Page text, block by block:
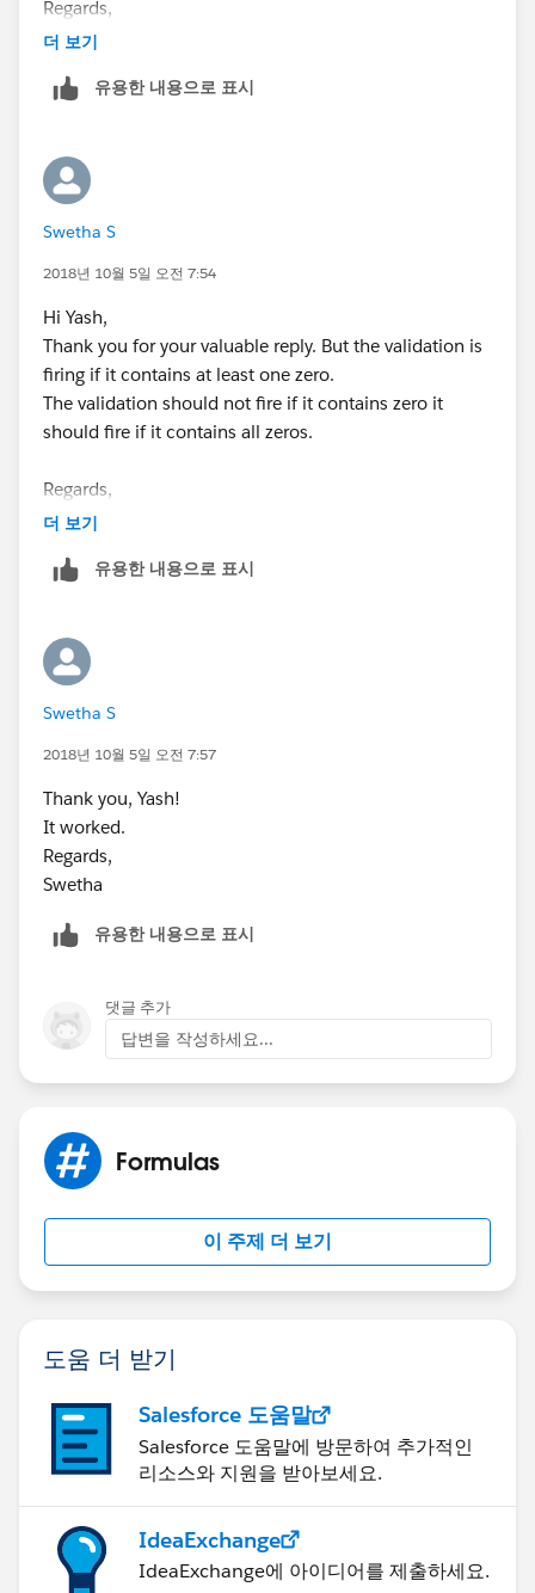
Regards,
Swetha
더 보기
유용한 내용으로 표시
Swetha S
2018년 10월 5일 오전 7:54
Hi Yash,
Thank you for your valuable reply. But the validation is
firing if it contains at least one zero.
The validation should not fire if it contains zero it
should fire if it contains all zeros.
Regards,
Swetha
더 보기
유용한 내용으로 표시
Swetha S
2018년 10월 5일 오전 7:57
Thank you, Yash!
It worked.
Regards,
Swetha
유용한 내용으로 표시
댓글 추가
답변을 작성하세요...
Formulas
이 주제 더 보기
도움 더 받기
Salesforce 도움말
Salesforce 도움말에 방문하여 추가적인
리소스와 지원을 받아보세요.
IdeaExchange
IdeaExchange에 아이디어를 제출하세요.